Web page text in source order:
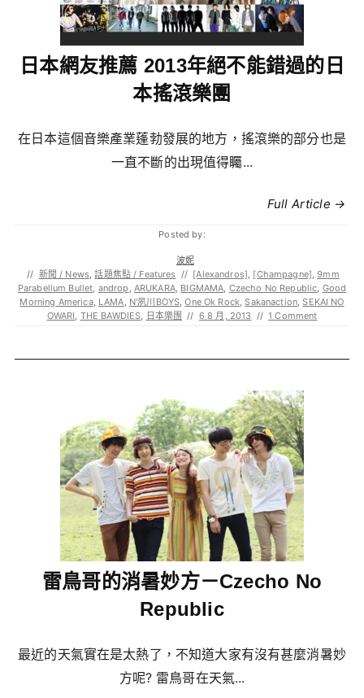
日本網友推薦 2013年絕不能錯過的日
本搖滾樂團
在日本這個音樂產業蓬勃發展的地方，搖滾樂的部分也是
一直不斷的出現值得矚...
Full Article →
Posted by:
波妮
// 新聞 / News,話題焦點 / Features // [Alexandros], [Champagne],9mm
Parabellum Bullet, androp , ARUKARA, BIGMAMA, Czecho No Republic, Good
Morning America, LAMA, N'夙川BOYS,One Ok Rock,Sakanaction,SEKAI NO
OWARI, THE BAWDIES, 日本樂團 // 6 8 月, 2013 // 1 Comment
雷鳥哥的消暑妙方－Czecho No
Republic
最近的天氣實在是太熱了，不知道大家有沒有甚麼消暑妙
方呢? 雷鳥哥在天氣...